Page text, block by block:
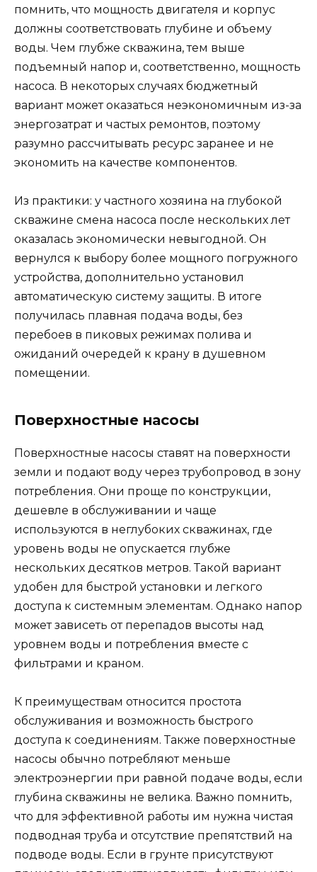
помнить, что мощность двигателя и корпус
должны соответствовать глубине и объему
воды. Чем глубже скважина, тем выше
подъемный напор и, соответственно, мощность
насоса. В некоторых случаях бюджетный
вариант может оказаться неэкономичным из-за
энергозатрат и частых ремонтов, поэтому
разумно рассчитывать ресурс заранее и не
экономить на качестве компонентов.
Из практики: у частного хозяина на глубокой
скважине смена насоса после нескольких лет
оказалась экономически невыгодной. Он
вернулся к выбору более мощного погружного
устройства, дополнительно установил
автоматическую систему защиты. В итоге
получилась плавная подача воды, без
перебоев в пиковых режимах полива и
ожиданий очередей к крану в душевном
помещении.
Поверхностные насосы
Поверхностные насосы ставят на поверхности
земли и подают воду через трубопровод в зону
потребления. Они проще по конструкции,
дешевле в обслуживании и чаще
используются в неглубоких скважинах, где
уровень воды не опускается глубже
нескольких десятков метров. Такой вариант
удобен для быстрой установки и легкого
доступа к системным элементам. Однако напор
может зависеть от перепадов высоты над
уровнем воды и потребления вместе с
фильтрами и краном.
К преимуществам относится простота
обслуживания и возможность быстрого
доступа к соединениям. Также поверхностные
насосы обычно потребляют меньше
электроэнергии при равной подаче воды, если
глубина скважины не велика. Важно помнить,
что для эффективной работы им нужна чистая
подводная труба и отсутствие препятствий на
подводе воды. Если в грунте присутствуют